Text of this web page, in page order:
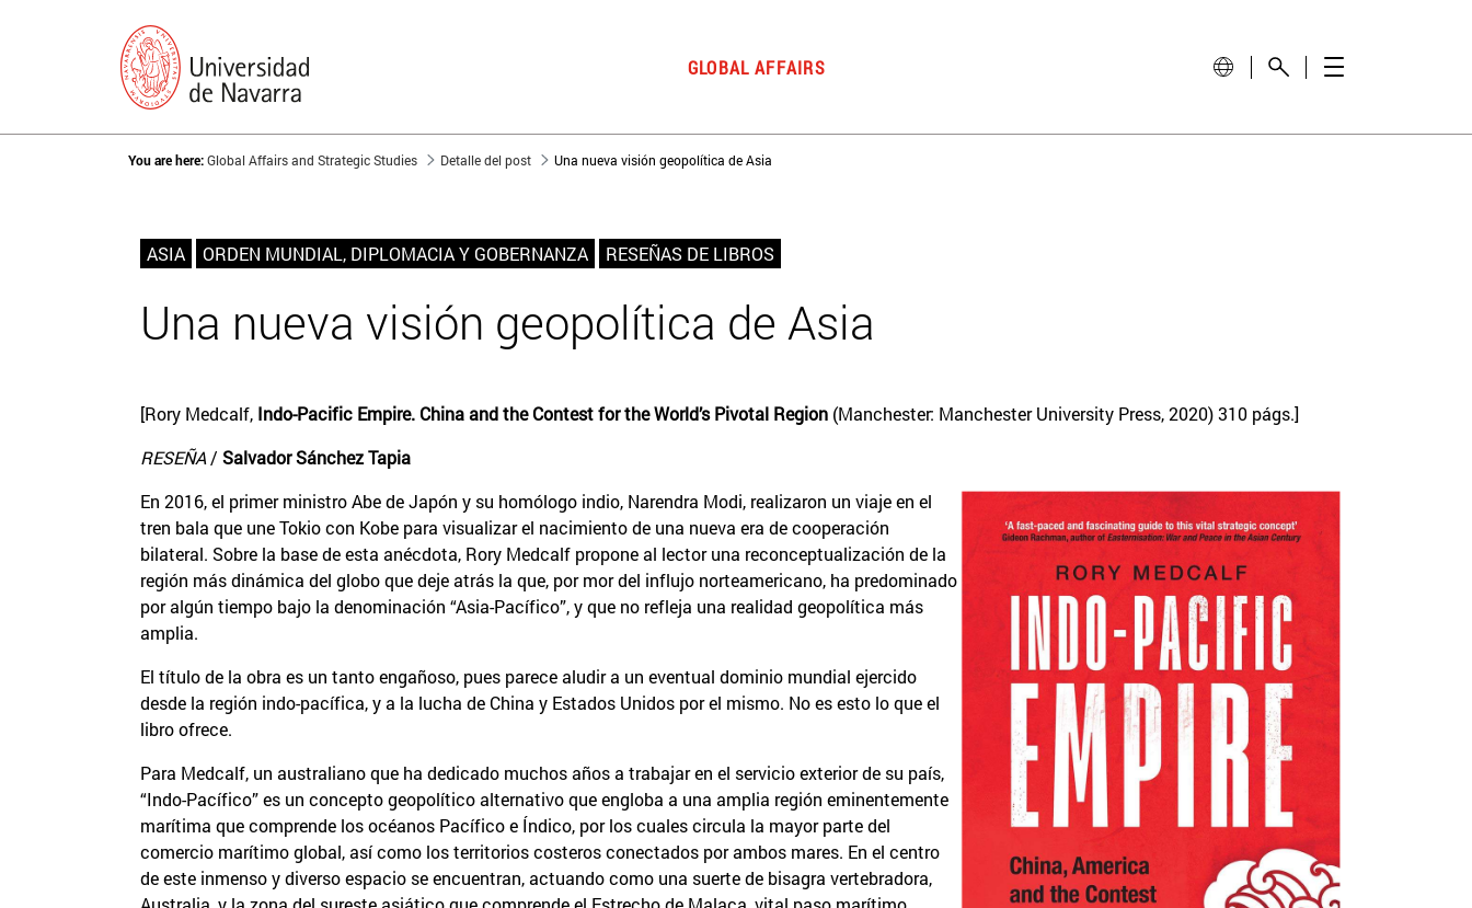
GLOBAL AFFAIRS
You are here:Global Affairs and Strategic Studies Detalle del post Una nueva visión geopolítica de Asia
ASIA ORDEN MUNDIAL, DIPLOMACIA Y GOBERNANZA RESEÑAS DE LIBROS
Una nueva visión geopolítica de Asia
[Rory Medcalf, Indo-Pacific Empire. China and the Contest for the World’s Pivotal Region (Manchester: Manchester University Press, 2020) 310 págs.]
RESEÑA / Salvador Sánchez Tapia
En 2016, el primer ministro Abe de Japón y su homólogo indio, Narendra Modi, realizaron un viaje en el
tren bala que une Tokio con Kobe para visualizar el nacimiento de una nueva era de cooperación
bilateral. Sobre la base de esta anécdota, Rory Medcalf propone al lector una reconceptualización de la
región más dinámica del globo que deje atrás la que, por mor del influjo norteamericano, ha predominado
por algún tiempo bajo la denominación “Asia-Pacífico”, y que no refleja una realidad geopolítica más
amplia.
El título de la obra es un tanto engañoso, pues parece aludir a un eventual dominio mundial ejercido
desde la región indo-pacífica, y a la lucha de China y Estados Unidos por el mismo. No es esto lo que el
libro ofrece.
Para Medcalf, un australiano que ha dedicado muchos años a trabajar en el servicio exterior de su país,
“Indo-Pacífico” es un concepto geopolítico alternativo que engloba a una amplia región eminentemente
marítima que comprende los océanos Pacífico e Índico, por los cuales circula la mayor parte del
comercio marítimo global, así como los territorios costeros conectados por ambos mares. En el centro
de este inmenso y diverso espacio se encuentran, actuando como una suerte de bisagra vertebradora,